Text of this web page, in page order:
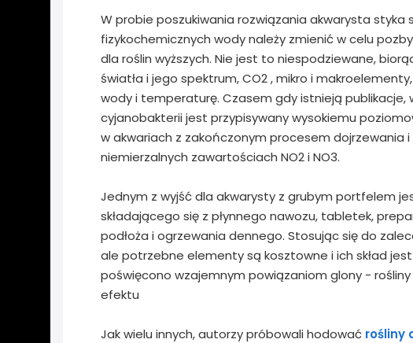
W probie poszukiwania rozwiązania akwarysta
fizykochemicznych wody należy zmienić w celu
dla roślin wyższych. Nie jest to niespodziewane,
światła i jego spektrum, CO2 , mikro i
wody i temperaturę. Czasem gdy istnieją publikacje,
cyjanobakterii jest przypisywany wysokiemu
w akwariach z zakończonym procesem dojrzewania
niemierzalnych zawartościach NO2 i NO3.
Jednym z wyjść dla akwarysty z grubym portfelem
składającego się z płynnego nawozu, tabletek,
podłoża i ogrzewania dennego. Stosując się do
ale potrzebne elementy są kosztowne i ich skład
poświęcono wzajemnym powiązaniom glony -
efektu
Jak wielu innych, autorzy próbowali hodować rośliny